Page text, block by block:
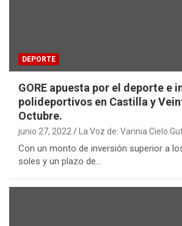
DEPORTE
GORE apuesta por el deporte e
polideportivos en Castilla y
Octubre.
junio 27, 2022 La Voz de: Varinia Cielo
Con un monto de inversión superior a
soles y un plazo de…